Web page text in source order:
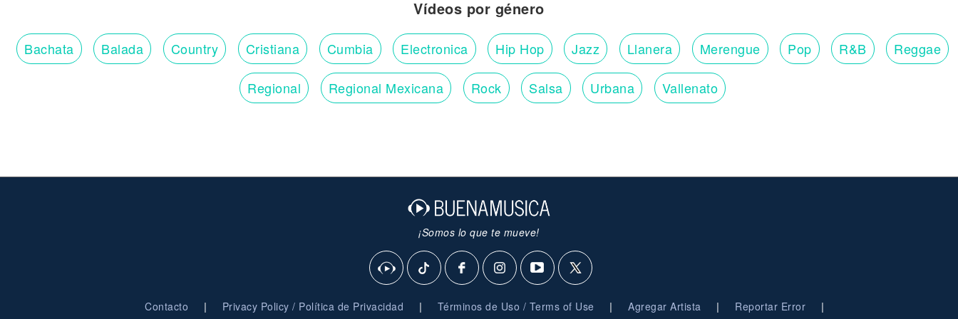
Vídeos por género
Bachata Balada Country Cristiana Cumbia Electronica Hip Hop Jazz Llanera Merengue Pop R&B Reggae
Regional Regional Mexicana Rock Salsa Urbana Vallenato
¡Somos lo que te mueve!
Contacto | Privacy Policy / Política de Privacidad | Términos de Uso / Terms of Use | Agregar Artista | Reportar Error |